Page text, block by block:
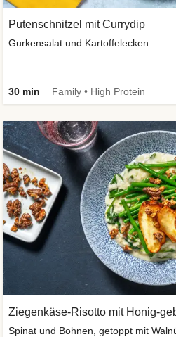
Putenschnitzel mit Currydip
Gurkensalat und Kartoffelecken
30 min Family • High Protein
Ziegenkäse-Risotto mit Honig-
Spinat und Bohnen, getoppt mit